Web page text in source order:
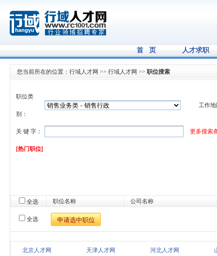
首 页 人才求职
您当前所在的位置： 行域人才网 >> 行域人才网 >> 职位搜索
职位类
别：
工作
关 键 字： 更多搜索
[热门职位]
全选 职位名称 公司名称
全选
北京人才网 天津人才网 河北人才网